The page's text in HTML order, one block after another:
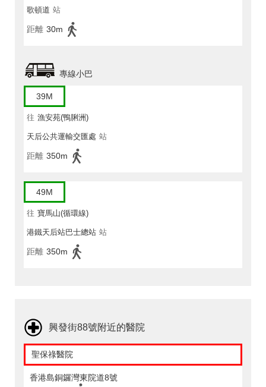
歌頓道 站
距離 30m
專線小巴
39M
往 漁安苑(鴨脷洲)
天后公共運輸交匯處 站
距離 350m
49M
往 寶馬山(循環線)
港鐵天后站巴士總站 站
距離 350m
興發街88號附近的醫院
聖保祿醫院
香港島銅鑼灣東院道8號